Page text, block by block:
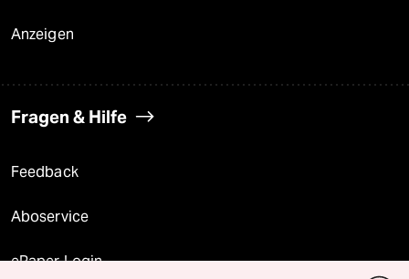
Anzeigen
Fragen & Hilfe
Feedback
Aboservice
ePaper Login